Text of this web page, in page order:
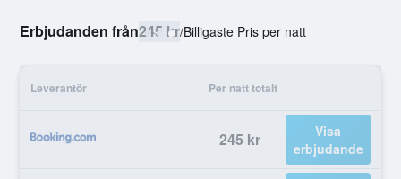
Erbjudanden från245 kr/Billigaste Pris per natt
Leverantör Per natt totalt
245 kr
Visa
erbjudande